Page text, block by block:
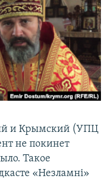
и Крымский (УПЦ
не покинет
Такое
«Незламні»